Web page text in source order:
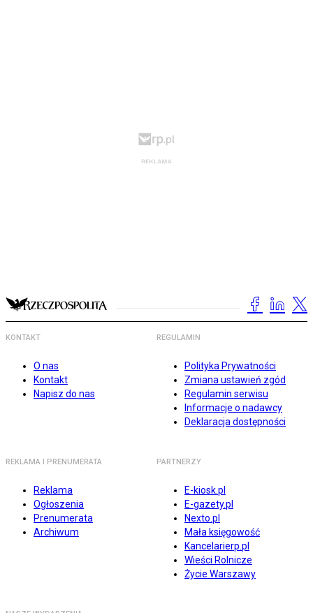
KONTAKT
O nas
Kontakt
Napisz do nas
REGULAMIN
Polityka Prywatności
Zmiana ustawień zgód
Regulamin serwisu
Informacje o nadawcy
Deklaracja dostępności
REKLAMA I PRENUMERATA
Reklama
Ogłoszenia
Prenumerata
Archiwum
PARTNERZY
E-kiosk.pl
E-gazety.pl
Nexto.pl
Mała księgowość
Kancelarierp.pl
Wieści Rolnicze
Życie Warszawy